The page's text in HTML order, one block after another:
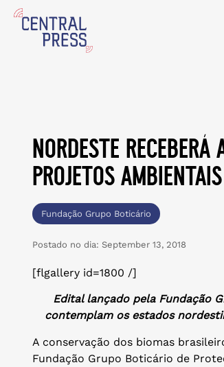
nordeste receberá
projetos ambientais
Fundação Grupo Boticário
Postado no dia: September 13, 2018
[flgallery id=1800 /]
Edital lançado pela Fundação
contemplam os estados
A conservação dos biomas
Fundação Grupo Boticário de